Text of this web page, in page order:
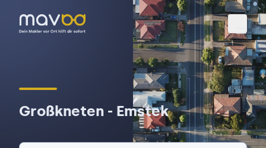
Großkneten - Emstek